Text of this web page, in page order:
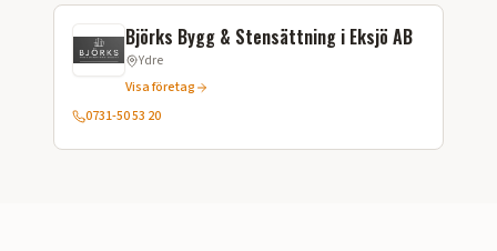
Björks Bygg & Stensättning i Eksjö AB
Ydre
Visa företag
0731-50 53 20